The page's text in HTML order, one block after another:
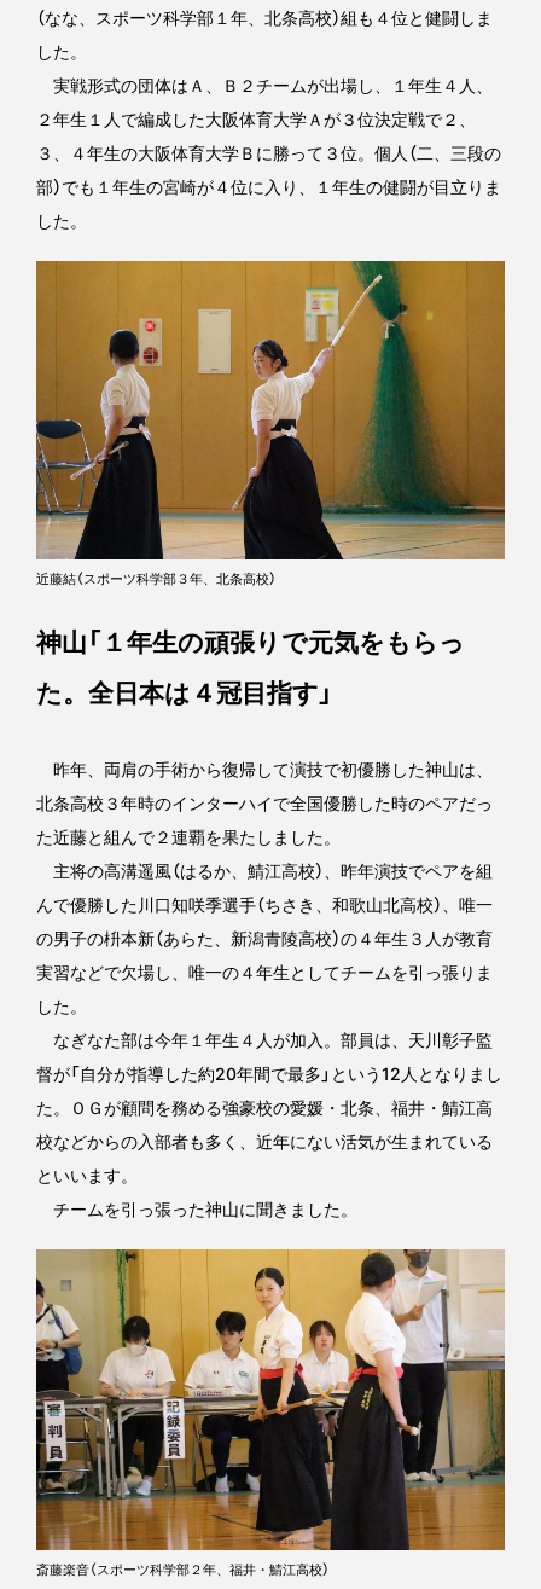
（なな、スポーツ科学部１年、北条高校）組も４位と健闘しま
した。
実戦形式の団体はＡ、Ｂ２チームが出場し、１年生４人、
２年生１人で編成した大阪体育大学Ａが３位決定戦で２、
３、４年生の大阪体育大学Ｂに勝って３位。個人（二、三段の
部）でも１年生の宮崎が４位に入り、１年生の健闘が目立りま
した。
近藤結（スポーツ科学部３年、北条高校）
神山「１年生の頑張りで元気をもらっ
た。全日本は４冠目指す」
昨年、両肩の手術から復帰して演技で初優勝した神山は、
北条高校３年時のインターハイで全国優勝した時のペアだっ
た近藤と組んで２連覇を果たしました。
主将の高溝遥風（はるか、鯖江高校）、昨年演技でペアを組
んで優勝した川口知咲季選手（ちさき、和歌山北高校）、唯一
の男子の枡本新（あらた、新潟青陵高校）の４年生３人が教育
実習などで欠場し、唯一の４年生としてチームを引っ張りま
した。
なぎなた部は今年１年生４人が加入。部員は、天川彰子監
督が「自分が指導した約20年間で最多」という12人となりまし
た。ＯＧが顧問を務める強豪校の愛媛・北条、福井・鯖江高
校などからの入部者も多く、近年にない活気が生まれている
といいます。
チームを引っ張った神山に聞きました。
斎藤楽音（スポーツ科学部２年、福井・鯖江高校）